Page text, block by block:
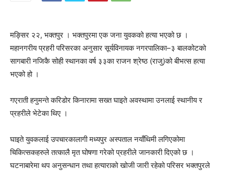
मङ्सिर २२, भक्तपुर । भक्तपुरमा एक जना युवकको हत्या भएको छ ।
महानगरीय प्रहरी परिसरका अनुसार सूर्यविनायक नगरपालिका–३ बालकोटको
सागबारी नजिकै सोही स्थानका वर्ष ३३का राजन श्रेष्ठ (राजु)को बीभत्स हत्या
भएको हो ।
गएराती हनुमन्ते करिडोर किनारामा सख्त घाइते अवस्थामा उनलाई स्थानीय र
प्रहरीले भेटेका थिए ।
घाइते युवकलाई उपचारकालागी मध्यपुर अस्पताल नयाँथिमी लगिएकोमा
चिकित्सकहरुले तत्कालै मृत घोषणा गरेको प्रहरीले जानकारी दिएको छ ।
घटनाबारेमा थप अनुसन्धान तथा हत्याराको खोजी जारी रहेको परिसर भक्तपुरले